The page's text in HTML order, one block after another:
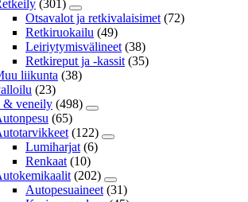
(301)
Otsavalot ja retkivalaisimet (72)
Retkiruokailu (49)
Leiriytymisvälineet (38)
Retkireput ja -kassit (35)
liikunta (38)
(23)
& veneily (498)
(65)
(122)
Lumiharjat (6)
Renkaat (10)
(202)
Autopesuaineet (31)